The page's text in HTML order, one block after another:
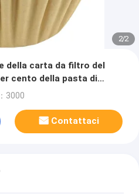
2/2
della carta da filtro del
cento della pasta di
3000
Contattaci